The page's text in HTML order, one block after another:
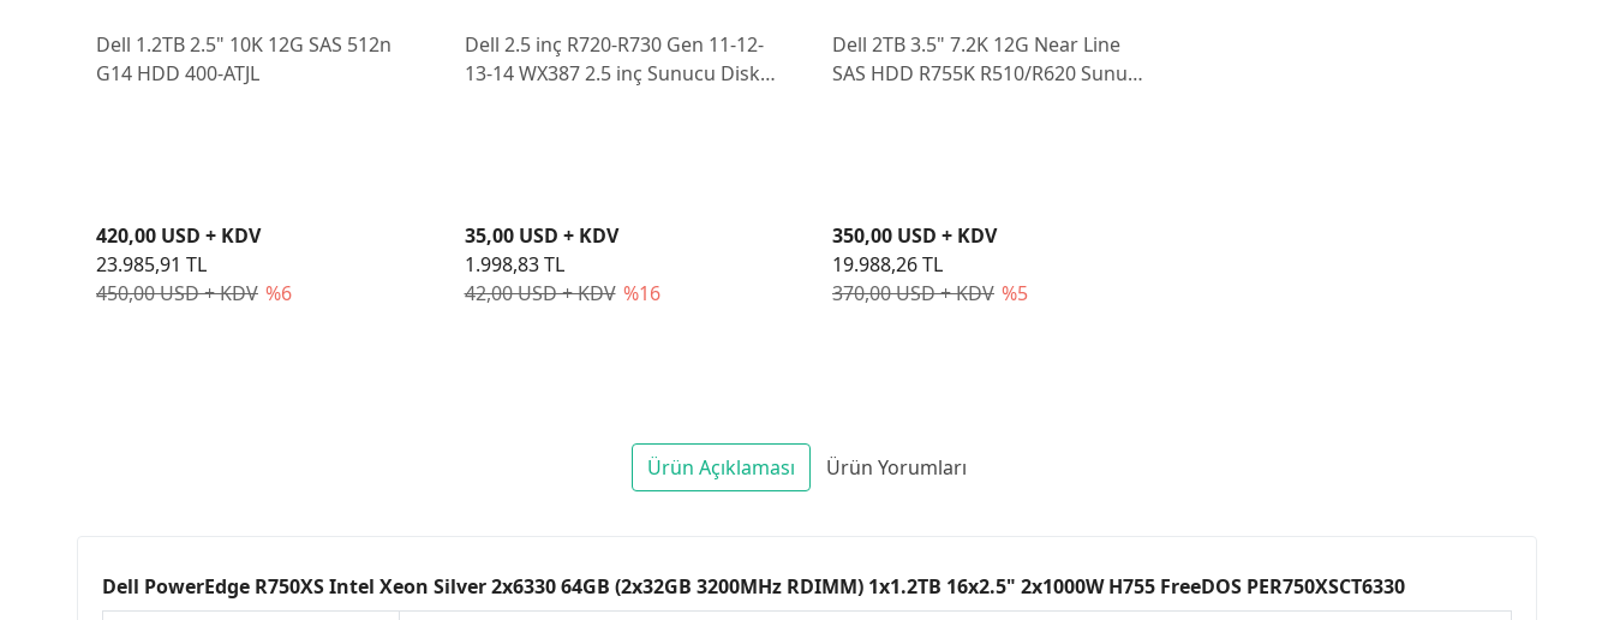
Dell 1.2TB 2.5" 10K 12G SAS 512n
G14 HDD 400-ATJL
450,00 USD + KDV %6
420,00 USD + KDV
23.985,91 TL
Dell 2.5 inç R720-R730 Gen 11-12-
13-14 WX387 2.5 inç Sunucu Disk
42,00 USD + KDV %16
35,00 USD + KDV
1.998,83 TL
Dell 2TB 3.5" 7.2K 12G Near Line
SAS HDD R755K R510/R620 Sunucu
370,00 USD + KDV %5
350,00 USD + KDV
19.988,26 TL
Ürün Açıklaması Ürün Yorumları
Dell PowerEdge R750XS Intel Xeon Silver 2x6330 64GB (2x32GB 3200MHz RDIMM) 1x1.2TB 16x2.5" 2x1000W H755 FreeDOS PER750XSCT6330